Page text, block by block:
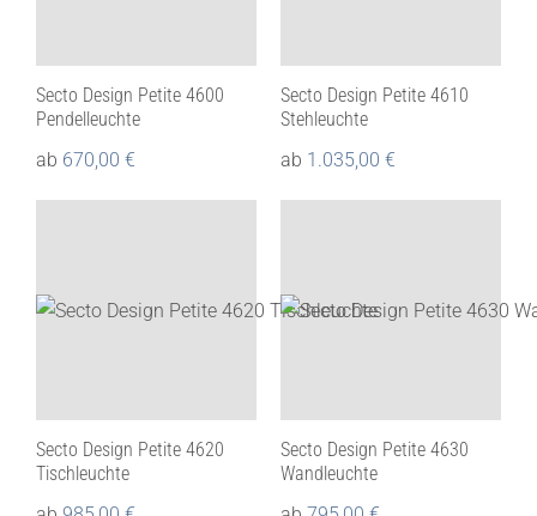
Secto Design Petite 4600
Pendelleuchte
ab 670,00 €
Secto Design Petite 4610
Stehleuchte
ab 1.035,00 €
Secto Design Petite 4620
Tischleuchte
Secto Design Petite 4630
Wandleuchte